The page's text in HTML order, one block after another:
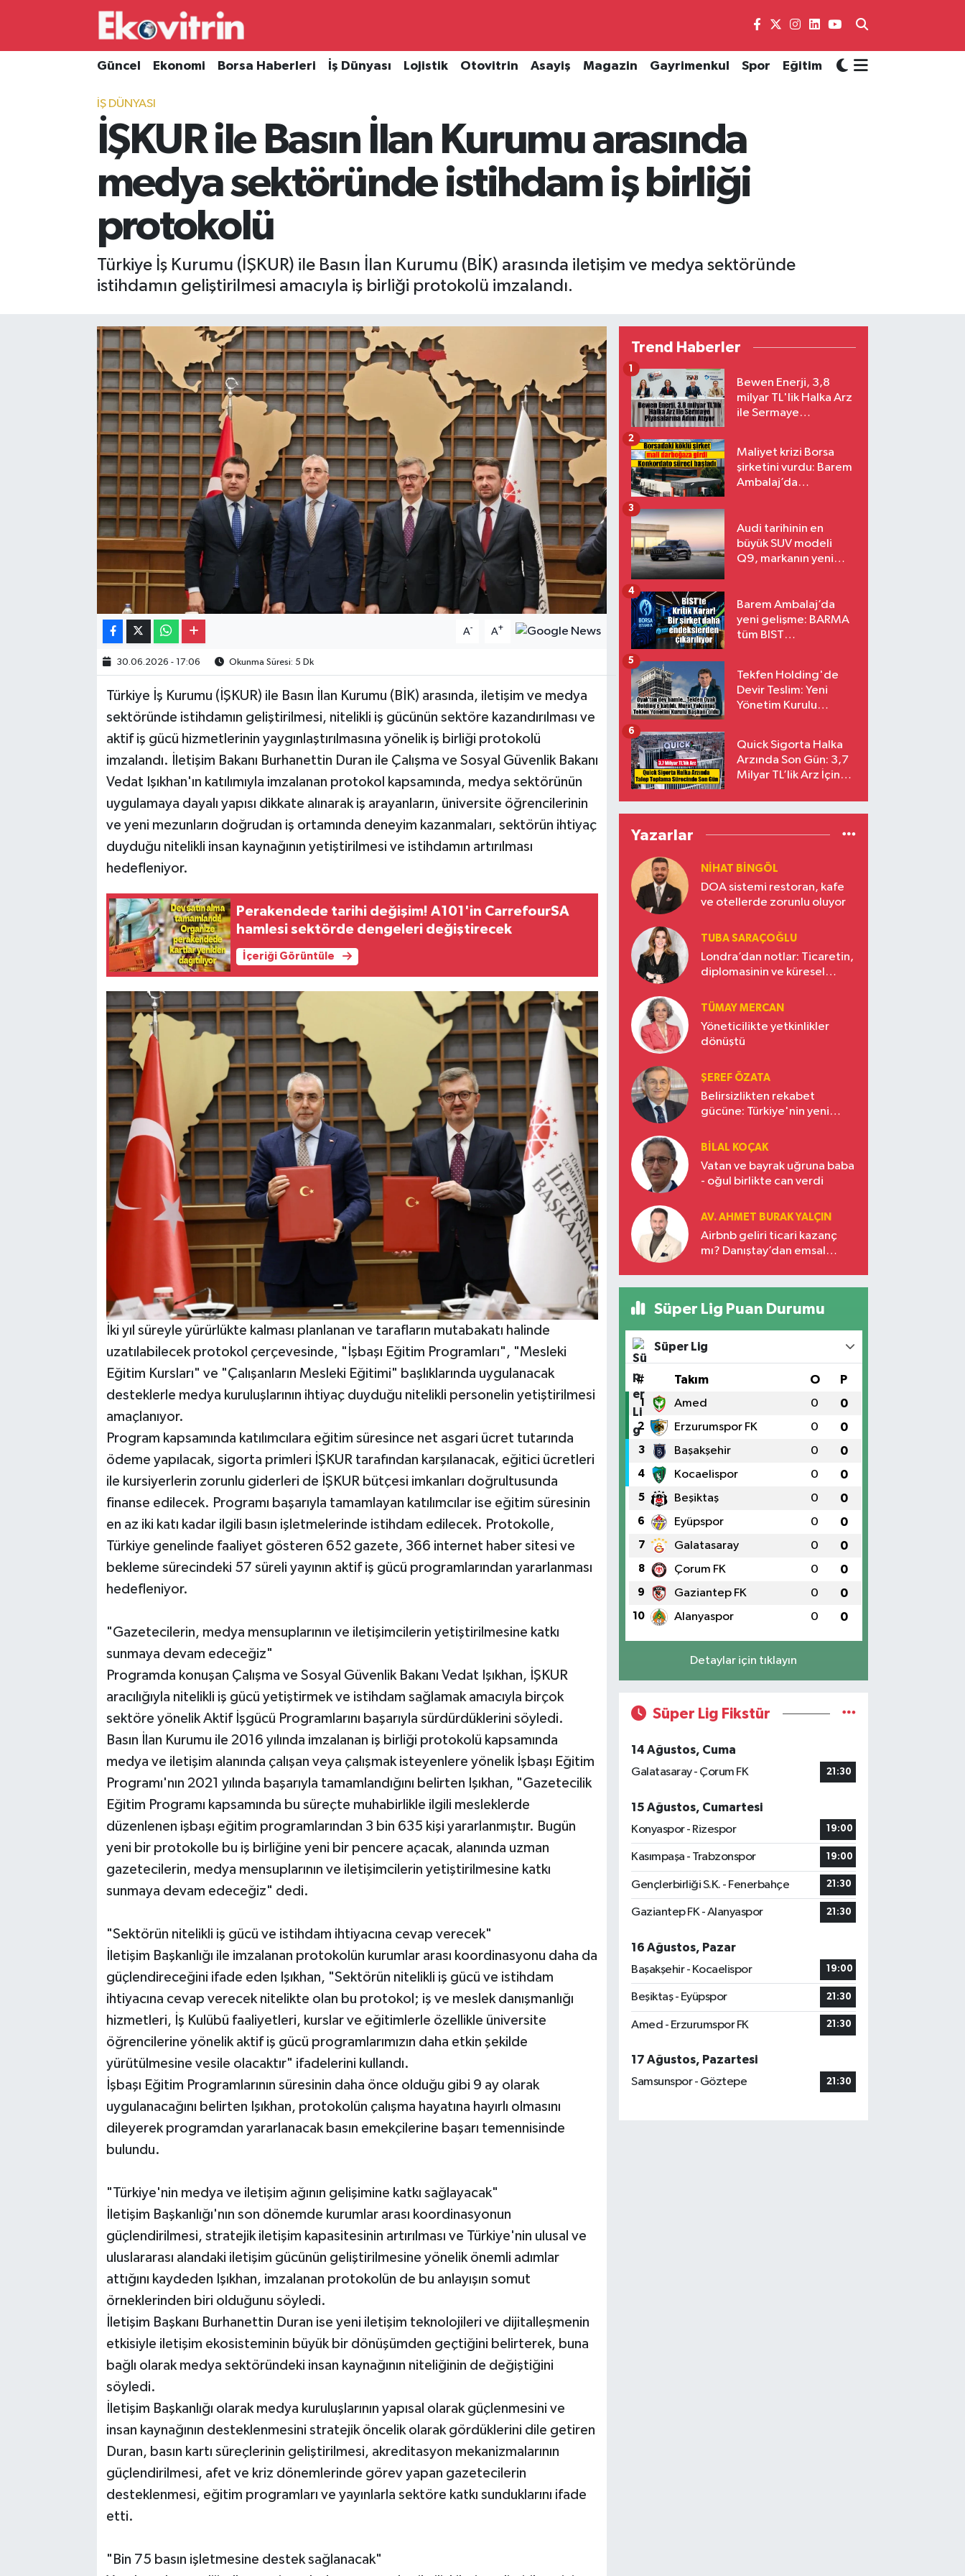
Güncel Ekonomi Borsa Haberleri İş Dünyası Lojistik Otovitrin Asayiş Magazin Gayrimenkul Spor Eğitim
İŞ DÜNYASI
İŞKUR ile Basın İlan Kurumu arasında
medya sektöründe istihdam iş birliği
protokolü
Türkiye İş Kurumu (İŞKUR) ile Basın İlan Kurumu (BİK) arasında iletişim ve medya sektöründe
istihdamın geliştirilmesi amacıyla iş birliği protokolü imzalandı.
A- A+
30.06.2026 - 17:06 Okunma Süresi: 5 Dk
Türkiye İş Kurumu (İŞKUR) ile Basın İlan Kurumu (BİK) arasında, iletişim ve medya
sektöründe istihdamın geliştirilmesi, nitelikli iş gücünün sektöre kazandırılması ve
aktif iş gücü hizmetlerinin yaygınlaştırılmasına yönelik iş birliği protokolü
imzalandı. İletişim Bakanı Burhanettin Duran ile Çalışma ve Sosyal Güvenlik Bakanı
Vedat Işıkhan'ın katılımıyla imzalanan protokol kapsamında, medya sektörünün
uygulamaya dayalı yapısı dikkate alınarak iş arayanların, üniversite öğrencilerinin
ve yeni mezunların doğrudan iş ortamında deneyim kazanmaları, sektörün ihtiyaç
duyduğu nitelikli insan kaynağının yetiştirilmesi ve istihdamın artırılması
hedefleniyor.
Perakendede tarihi değişim! A101'in CarrefourSA
hamlesi sektörde dengeleri değiştirecek
İçeriği Görüntüle
İki yıl süreyle yürürlükte kalması planlanan ve tarafların mutabakatı halinde
uzatılabilecek protokol çerçevesinde, "İşbaşı Eğitim Programları", "Mesleki
Eğitim Kursları" ve "Çalışanların Mesleki Eğitimi" başlıklarında uygulanacak
desteklerle medya kuruluşlarının ihtiyaç duyduğu nitelikli personelin yetiştirilmesi
amaçlanıyor.
Program kapsamında katılımcılara eğitim süresince net asgari ücret tutarında
ödeme yapılacak, sigorta primleri İŞKUR tarafından karşılanacak, eğitici ücretleri
ile kursiyerlerin zorunlu giderleri de İŞKUR bütçesi imkanları doğrultusunda
finanse edilecek. Programı başarıyla tamamlayan katılımcılar ise eğitim süresinin
en az iki katı kadar ilgili basın işletmelerinde istihdam edilecek. Protokolle,
Türkiye genelinde faaliyet gösteren 652 gazete, 366 internet haber sitesi ve
bekleme sürecindeki 57 süreli yayının aktif iş gücü programlarından yararlanması
hedefleniyor.
"Gazetecilerin, medya mensuplarının ve iletişimcilerin yetiştirilmesine katkı
sunmaya devam edeceğiz"
Programda konuşan Çalışma ve Sosyal Güvenlik Bakanı Vedat Işıkhan, İŞKUR
aracılığıyla nitelikli iş gücü yetiştirmek ve istihdam sağlamak amacıyla birçok
sektöre yönelik Aktif İşgücü Programlarını başarıyla sürdürdüklerini söyledi.
Basın İlan Kurumu ile 2016 yılında imzalanan iş birliği protokolü kapsamında
medya ve iletişim alanında çalışan veya çalışmak isteyenlere yönelik İşbaşı Eğitim
Programı'nın 2021 yılında başarıyla tamamlandığını belirten Işıkhan, "Gazetecilik
Eğitim Programı kapsamında bu süreçte muhabirlikle ilgili mesleklerde
düzenlenen işbaşı eğitim programlarından 3 bin 635 kişi yararlanmıştır. Bugün
yeni bir protokolle bu iş birliğine yeni bir pencere açacak, alanında uzman
gazetecilerin, medya mensuplarının ve iletişimcilerin yetiştirilmesine katkı
sunmaya devam edeceğiz" dedi.
"Sektörün nitelikli iş gücü ve istihdam ihtiyacına cevap verecek"
İletişim Başkanlığı ile imzalanan protokolün kurumlar arası koordinasyonu daha da
güçlendireceğini ifade eden Işıkhan, "Sektörün nitelikli iş gücü ve istihdam
ihtiyacına cevap verecek nitelikte olan bu protokol; iş ve meslek danışmanlığı
hizmetleri, İş Kulübü faaliyetleri, kurslar ve eğitimlerle özellikle üniversite
öğrencilerine yönelik aktif iş gücü programlarımızın daha etkin şekilde
yürütülmesine vesile olacaktır" ifadelerini kullandı.
İşbaşı Eğitim Programlarının süresinin daha önce olduğu gibi 9 ay olarak
uygulanacağını belirten Işıkhan, protokolün çalışma hayatına hayırlı olmasını
dileyerek programdan yararlanacak basın emekçilerine başarı temennisinde
bulundu.
"Türkiye'nin medya ve iletişim ağının gelişimine katkı sağlayacak"
İletişim Başkanlığı'nın son dönemde kurumlar arası koordinasyonun
güçlendirilmesi, stratejik iletişim kapasitesinin artırılması ve Türkiye'nin ulusal ve
uluslararası alandaki iletişim gücünün geliştirilmesine yönelik önemli adımlar
attığını kaydeden Işıkhan, imzalanan protokolün de bu anlayışın somut
örneklerinden biri olduğunu söyledi.
İletişim Başkanı Burhanettin Duran ise yeni iletişim teknolojileri ve dijitalleşmenin
etkisiyle iletişim ekosisteminin büyük bir dönüşümden geçtiğini belirterek, buna
bağlı olarak medya sektöründeki insan kaynağının niteliğinin de değiştiğini
söyledi.
İletişim Başkanlığı olarak medya kuruluşlarının yapısal olarak güçlenmesini ve
insan kaynağının desteklenmesini stratejik öncelik olarak gördüklerini dile getiren
Duran, basın kartı süreçlerinin geliştirilmesi, akreditasyon mekanizmalarının
güçlendirilmesi, afet ve kriz dönemlerinde görev yapan gazetecilerin
desteklenmesi, eğitim programları ve yayınlarla sektöre katkı sunduklarını ifade
etti.
"Bin 75 basın işletmesine destek sağlanacak"
Trend Haberler
Bewen Enerji, 3,8
milyar TL'lik Halka Arz
ile Sermaye
1
Maliyet krizi Borsa
şirketini vurdu: Barem
Ambalaj’da
2
Audi tarihinin en
büyük SUV modeli
Q9, markanın yeni
3
Barem Ambalaj’da
yeni gelişme: BARMA
tüm BIST
4
Tekfen Holding'de
Devir Teslim: Yeni
Yönetim Kurulu
5
Quick Sigorta Halka
Arzında Son Gün: 3,7
Milyar TL’lik Arz İçin
Eriyor
6
Yazarlar
NIHAT BINGÖL
DOA sistemi restoran, kafe
ve otellerde zorunlu oluyor
TUBA SARAÇOĞLU
Londra’dan notlar: Ticaretin,
diplomasinin ve küresel
Türkiye’nin yükselen gücü
TÜMAY MERCAN
Yöneticilikte yetkinlikler
dönüştü
ŞEREF ÖZATA
Belirsizlikten rekabet
gücüne: Türkiye'nin yeni
BILAL KOÇAK
Vatan ve bayrak uğruna baba
- oğul birlikte can verdi
AV. AHMET BURAK YALÇIN
Airbnb geliri ticari kazanç
mı? Danıştay’dan emsal
Süper Lig Puan Durumu
Süper Lig
# Takım O P
1 Amed 0 0
2 Erzurumspor FK 0 0
3 Başakşehir 0 0
4 Kocaelispor 0 0
5 Beşiktaş 0 0
6 Eyüpspor 0 0
7 Galatasaray 0 0
8 Çorum FK 0 0
9 Gaziantep FK 0 0
10 Alanyaspor 0 0
Detaylar için tıklayın
Süper Lig Fikstür
14 Ağustos, Cuma
Galatasaray - Çorum FK
21:30
15 Ağustos, Cumartesi
Konyaspor - Rizespor
19:00
Kasımpaşa - Trabzonspor 19:00
Gençlerbirliği S.K. - Fenerbahçe 21:30
Gaziantep FK - Alanyaspor 21:30
16 Ağustos, Pazar
Başakşehir - Kocaelispor
19:00
Beşiktaş - Eyüpspor 21:30
Amed - Erzurumspor FK 21:30
17 Ağustos, Pazartesi
Samsunspor - Göztepe
21:30
Güncel
Borsa Haberleri
Gayrimenkul
Hava Durumu
Süper Lig Puan Durumu ve Fikstür
Son Dakika Haberleri
Haber Arşivi